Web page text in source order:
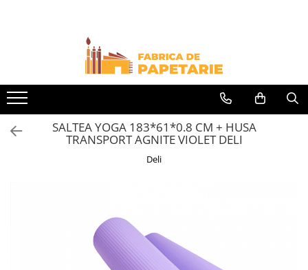
Toate Produsele
Hartie si articole din hartie
Hartie pentru copiator si cartoane
Hartie color pentru copiator
Papetarie personalizata
Bloc Notes-uri spiralizate
Plicuri personalizate
SALTEA YOGA 183*61*0.8 CM + HUSA
TRANSPORT AGNITE VIOLET DELI
Deli